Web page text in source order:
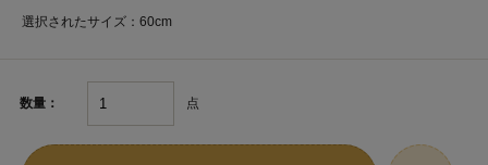
選択されたサイズ：60cm
数量： 点